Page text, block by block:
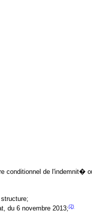
conditionnel de l'indemnit�
du 6 novembre 2013;(2)